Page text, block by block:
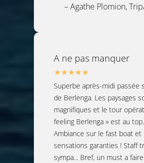
– Agathe Plomion,
A ne pas manquer
Superbe après-midi passée
de Berlenga. Les paysages
magnifiques et le tour
feeling Berlenga » est au top.
Ambiance sur le fast boat et
sensations garanties ! Staff
sympa... Bref, un must a